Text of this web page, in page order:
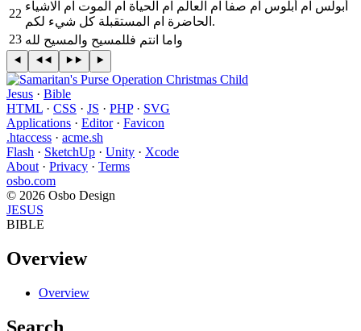
22
أبولس ام أبلوس ام صفا ام العالم ام الحياة ام الموت ام الاشياء
الحاضرة ام المستقبلة كل شيء لكم.
23 واما انتم فللمسيح والمسيح لله
Jesus · Bible
HTML · CSS · JS · PHP· SVG
Applications · Editor· Favicon
.htaccess · acme.sh
Flash · SketchUp · Unity · Xcode
About · Privacy · Terms
osbo.com
© 2026 Osbo Design
JESUS
BIBLE
Overview
Overview
Search